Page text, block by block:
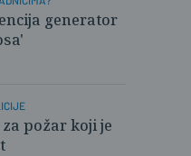
generator
požar koji je